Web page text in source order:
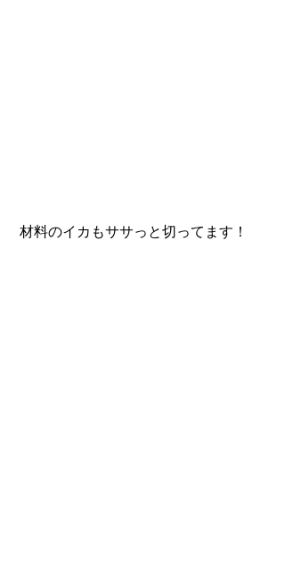
材料のイカもササっと切ってます！